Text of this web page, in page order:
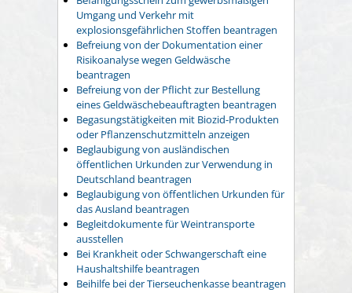
Umgang und Verkehr mit
explosionsgefährlichen Stoffen beantragen
Befreiung von der Dokumentation einer
Risikoanalyse wegen Geldwäsche
beantragen
Befreiung von der Pflicht zur Bestellung
eines Geldwäschebeauftragten beantragen
Begasungstätigkeiten mit Biozid-Produkten
oder Pflanzenschutzmitteln anzeigen
Beglaubigung von ausländischen
öffentlichen Urkunden zur Verwendung in
Deutschland beantragen
Beglaubigung von öffentlichen Urkunden für
das Ausland beantragen
Begleitdokumente für Weintransporte
ausstellen
Bei Krankheit oder Schwangerschaft eine
Haushaltshilfe beantragen
Beihilfe bei der Tierseuchenkasse beantragen